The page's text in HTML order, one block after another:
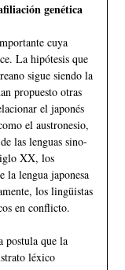
genética
cuya
La hipótesis que
sigue siendo la
propuesto otras
el japonés
el austronesio,
las lenguas sino-
XX, los
la lengua japonesa
los lingüistas
en conflicto.
postula que la
léxico